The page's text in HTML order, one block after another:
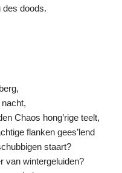
des doods.
Chaos hong’rige teelt,
flanken gees’lend
staart?
van wintergeluiden?